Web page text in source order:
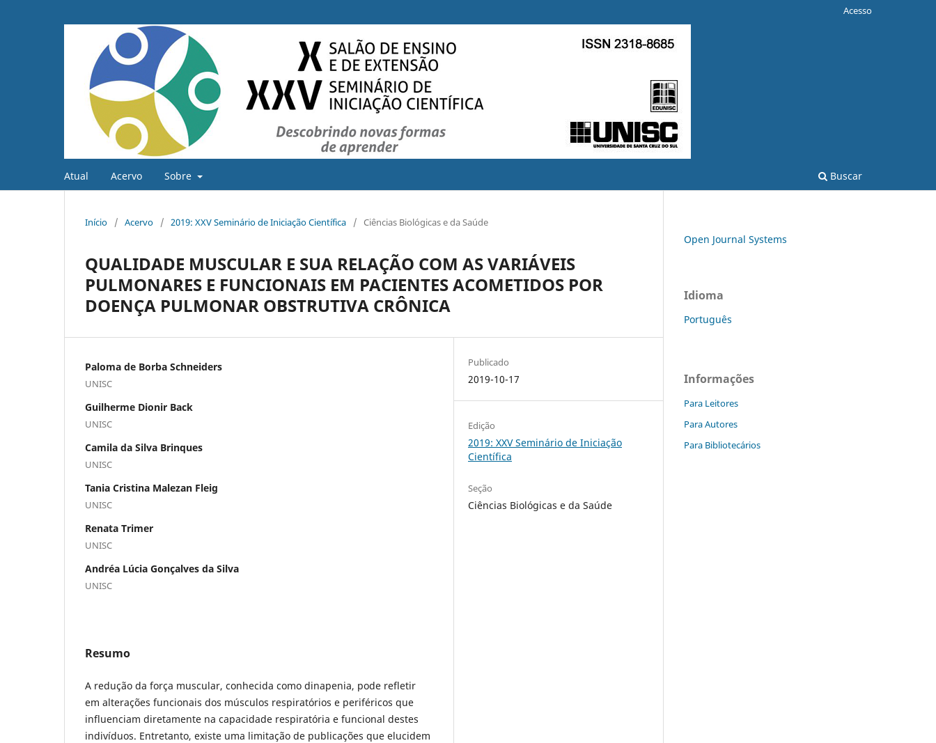
Atual Acervo Sobre Buscar
Acesso
Início / Acervo / 2019: XXV Seminário de Iniciação Científica / Ciências Biológicas e da Saúde
QUALIDADE MUSCULAR E SUA RELAÇÃO COM AS VARIÁVEIS
PULMONARES E FUNCIONAIS EM PACIENTES ACOMETIDOS POR
DOENÇA PULMONAR OBSTRUTIVA CRÔNICA
Paloma de Borba Schneiders
UNISC
Guilherme Dionir Back
UNISC
Camila da Silva Brinques
UNISC
Tania Cristina Malezan Fleig
UNISC
Renata Trimer
UNISC
Andréa Lúcia Gonçalves da Silva
UNISC
Resumo
A redução da força muscular, conhecida como dinapenia, pode refletir
em alterações funcionais dos músculos respiratórios e periféricos que
influenciam diretamente na capacidade respiratória e funcional destes
indivíduos. Entretanto, existe uma limitação de publicações que elucidem
Publicado
2019-10-17
Edição
2019: XXV Seminário de Iniciação
Científica
Seção
Ciências Biológicas e da Saúde
Open Journal Systems
Idioma
Português
Informações
Para Leitores
Para Autores
Para Bibliotecários